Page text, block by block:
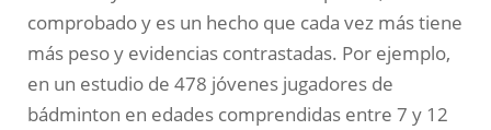
comprobado y es un hecho que cada vez más tiene
más peso y evidencias contrastadas. Por ejemplo,
en un estudio de 478 jóvenes jugadores de
bádminton en edades comprendidas entre 7 y 12